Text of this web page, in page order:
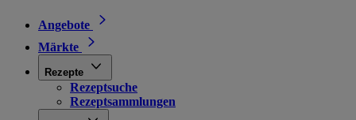
Angebote
Märkte
Rezepte
Rezeptsuche
Rezeptsammlungen